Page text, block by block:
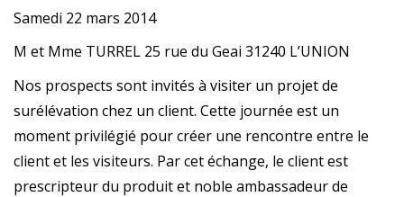
Samedi 22 mars 2014
M et Mme TURREL 25 rue du Geai 31240 L’UNION
Nos prospects sont invités à visiter un projet de
surélévation chez un client. Cette journée est un
moment privilégié pour créer une rencontre entre le
client et les visiteurs. Par cet échange, le client est
prescripteur du produit et noble ambassadeur de